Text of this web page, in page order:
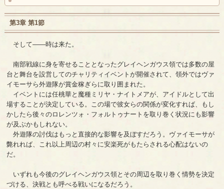
第3章 第1節
そして――時は来た。
南部戦線に身を寄せることとなったグレイヘンガウス領では多数の屋
台と舞台を設営してのチャリティイベントが開催されて、領外ではヴァ
イモーサら外遊隊が賞金稼ぎらに取り囲まれた。
イベントには任桃華と魔種ミリヤ・ナイトメアが、アイドルとして出
場することが決定している。この場で彼女らの関係が変化すれば、もし
かしたら後々のロレンツォ・フォルトゥナートを取り巻く状況にも影響
が及ぶかもしれない。
外遊隊の討伐はもっと直接的な影響を及ぼすだろう。ヴァイモーサが
斃れれば、これ以上周辺の村々に安楽死がもたらされる心配はないの
だ。
いずれも今後のグレイヘンガウス領とその周辺を取り巻く情勢を決定
づける、決戦とも呼べる戦いになるだろう。